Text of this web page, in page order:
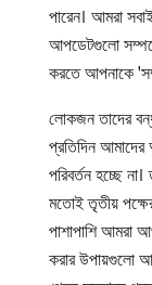
পারেন। আমরা
আপডেটগুলো
করতে আপনাকে
লোকজন তাদের
প্রতিদিন আমাদের
পরিবর্তন হচ্ছে
মতোই তৃতীয় পক্ষের
পাশাপাশি আমরা
করার উপায়গুলো